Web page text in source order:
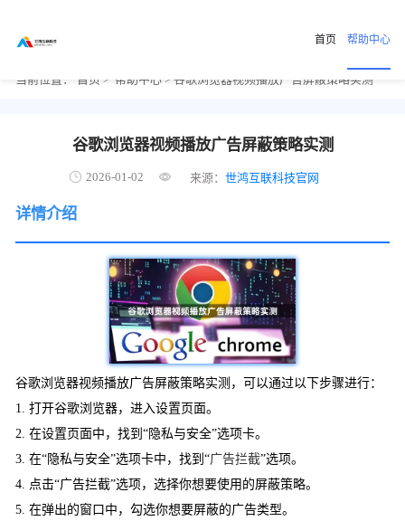
首页 帮助中心
当前位置： 首页 > 帮助中心 > 谷歌浏览器视频播放广告屏蔽策略实测
谷歌浏览器视频播放广告屏蔽策略实测
2026-01-02 来源：世鸿互联科技官网
详情介绍
谷歌浏览器视频播放广告屏蔽策略实测，可以通过以下步骤进行：
1. 打开谷歌浏览器，进入设置页面。
2. 在设置页面中，找到“隐私与安全”选项卡。
3. 在“隐私与安全”选项卡中，找到“广告拦截”选项。
4. 点击“广告拦截”选项，选择你想要使用的屏蔽策略。
5. 在弹出的窗口中，勾选你想要屏蔽的广告类型。